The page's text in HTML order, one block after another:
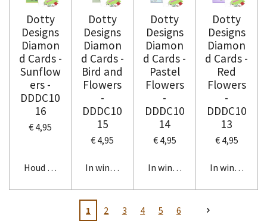
Dotty
Designs
Diamon
d Cards -
Sunflow
ers -
DDDC10
16
€ 4,95
Houd mij op de hoogte
Dotty
Designs
Diamon
d Cards -
Bird and
Flowers
-
DDDC10
15
€ 4,95
In winkelwagen
Dotty
Designs
Diamon
d Cards -
Pastel
Flowers
-
DDDC10
14
€ 4,95
In winkelwagen
Dotty
Designs
Diamon
d Cards -
Red
Flowers
-
DDDC10
13
€ 4,95
In
1 2 3 4 5 6